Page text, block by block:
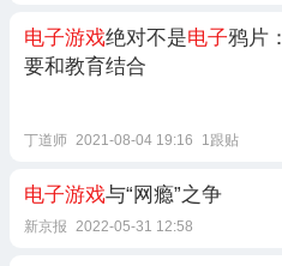
电子游戏绝对不是电子鸦片：
要和教育结合
丁道师 2021-08-04 19:16 1跟贴
电子游戏与“网瘾”之争
新京报 2022-05-31 12:58